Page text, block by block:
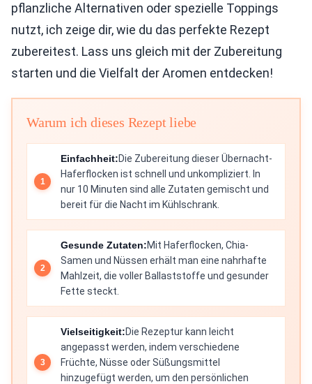
pflanzliche Alternativen oder spezielle Toppings
nutzt, ich zeige dir, wie du das perfekte Rezept
zubereitest. Lass uns gleich mit der Zubereitung
starten und die Vielfalt der Aromen entdecken!
Warum ich dieses Rezept liebe
Einfachheit:Die Zubereitung dieser Übernacht-
Haferflocken ist schnell und unkompliziert. In
nur 10 Minuten sind alle Zutaten gemischt und
bereit für die Nacht im Kühlschrank.
Gesunde Zutaten:Mit Haferflocken, Chia-
Samen und Nüssen erhält man eine nahrhafte
Mahlzeit, die voller Ballaststoffe und gesunder
Fette steckt.
Vielseitigkeit:Die Rezeptur kann leicht
angepasst werden, indem verschiedene
Früchte, Nüsse oder Süßungsmittel
hinzugefügt werden, um den persönlichen